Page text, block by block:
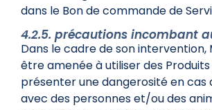
dans le Bon de commande de
4.2.5. précautions incombant
Dans le cadre de son intervention,
être amenée à utiliser des
présenter une dangerosité en
avec des personnes et/ou des